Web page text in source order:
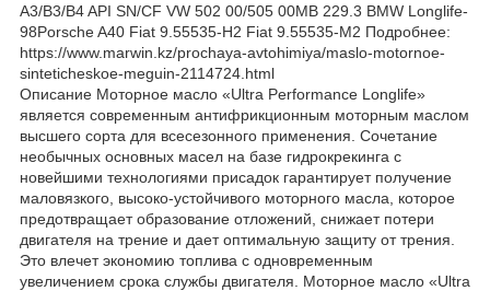
A3/B3/B4 API SN/CF VW 502 00/505 00MB 229.3 BMW Longlife-
98Porsche A40 Fiat 9.55535-H2 Fiat 9.55535-M2 Подробнее:
https://www.marwin.kz/prochaya-avtohimiya/maslo-motornoe-
sinteticheskoe-meguin-2114724.html
Описание Моторное масло «Ultra Performance Longlife»
является современным антифрикционным моторным маслом
высшего сорта для всесезонного применения. Сочетание
необычных основных масел на базе гидрокрекинга с
новейшими технологиями присадок гарантирует получение
маловязкого, высоко-устойчивого моторного масла, которое
предотвращает образование отложений, снижает потери
двигателя на трение и дает оптимальную защиту от трения.
Это влечет экономию топлива с одновременным
увеличением срока службы двигателя. Моторное масло «Ultra